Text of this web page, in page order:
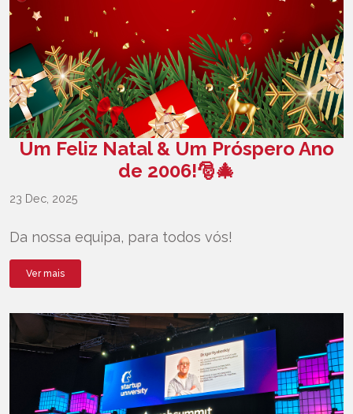
Um Feliz Natal & Um Próspero Ano
de 2006!🎅🎄
23 Dec, 2025
Da nossa equipa, para todos vós!
Ver mais